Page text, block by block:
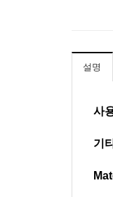
설명
사
기